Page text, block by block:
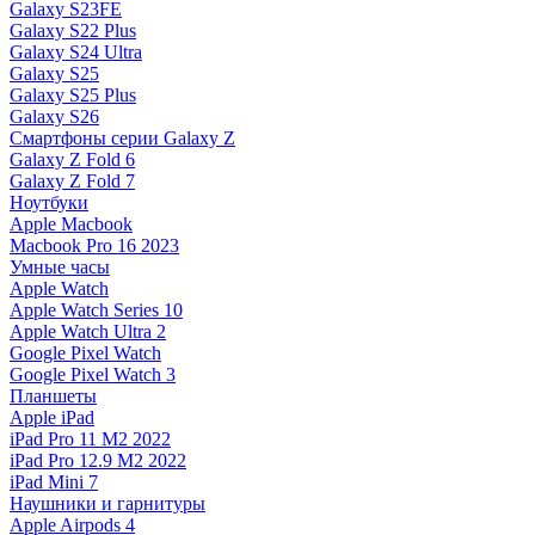
Galaxy S23FE
Galaxy S22 Plus
Galaxy S24 Ultra
Galaxy S25
Galaxy S25 Plus
Galaxy S26
Смартфоны серии Galaxy Z
Galaxy Z Fold 6
Galaxy Z Fold 7
Ноутбуки
Apple Macbook
Macbook Pro 16 2023
Умные часы
Apple Watch
Apple Watch Series 10
Apple Watch Ultra 2
Google Pixel Watch
Google Pixel Watch 3
Планшеты
Apple iPad
iPad Pro 11 M2 2022
iPad Pro 12.9 M2 2022
iPad Mini 7
Наушники и гарнитуры
Apple Airpods 4